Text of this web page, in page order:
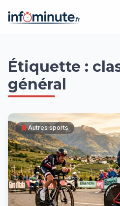
contenu
Étiquette :
général
Autres sports